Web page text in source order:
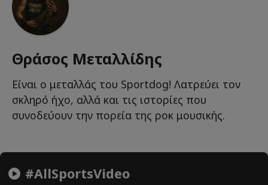
Θράσος Μεταλλίδης
Είναι ο μεταλλάς του Sportdog! Λατρεύει τον
σκληρό ήχο, αλλά και τις ιστορίες που
συνοδεύουν την πορεία της ροκ μουσικής.
#AllSportsVideo